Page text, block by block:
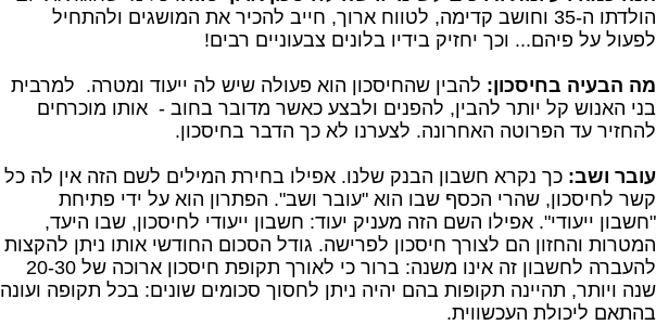
הולדתו ה-35 וחושב קדימה, לטווח ארוך, חייב להכיר את המושגים ולהתחיל
לפעול על פיהם... וכך יחזיק בידיו בלונים צבעוניים רבים!
מה הבעיה בחיסכון: להבין שהחיסכון הוא פעולה שיש לה ייעוד ומטרה. למרבית
בני האנוש קל יותר להבין, להפנים ולבצע כאשר מדובר בחוב - אותו מוכרחים
להחזיר עד הפרוטה האחרונה. לצערנו לא כך הדבר בחיסכון.
עובר ושב: כך נקרא חשבון הבנק שלנו. אפילו בחירת המילים לשם הזה אין לה כל
קשר לחיסכון, שהרי הכסף שבו הוא "עובר ושב". הפתרון הוא על ידי פתיחת
"חשבון ייעודי". אפילו השם הזה מעניק יעוד: חשבון ייעודי לחיסכון, שבו היעד,
המטרות והחזון הם לצורך חיסכון לפרישה. גודל הסכום החודשי אותו ניתן להקצות
להעברה לחשבון זה אינו משנה: ברור כי לאורך תקופת חיסכון ארוכה של 20-30
שנה ויותר, תהיינה תקופות בהם יהיה ניתן לחסוך סכומים שונים: בכל תקופה ועונה
בהתאם ליכולת העכשווית.